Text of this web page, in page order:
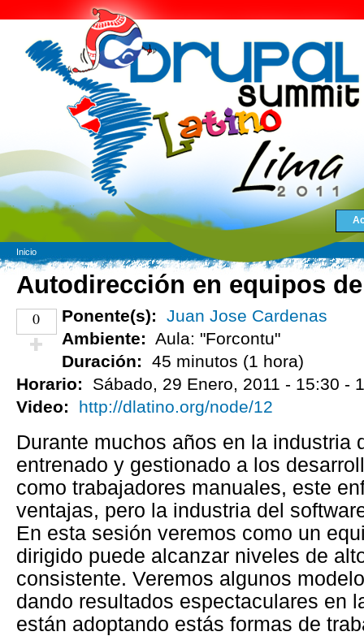
Inicio
Autodirección en equipos
0
¡Vota positivo!
Ponente(s):
Juan Jose Cardenas
Ambiente: Aula: "Forcontu"
Duración:
45 minutos (1 hora)
Horario:
Sábado, 29 Enero, 2011 - 15:30 -
Video:
http://dlatino.org/node/12
Durante muchos años en la industria
entrenado y gestionado a los
como trabajadores manuales, este
ventajas, pero la industria del
En esta sesión veremos como un
dirigido puede alcanzar niveles de
consistente. Veremos algunos
dando resultados espectaculares en
están adoptando estás formas de